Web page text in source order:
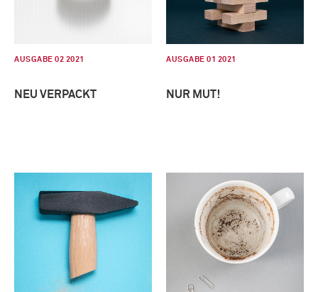
AUSGABE 02 2021
NEU VERPACKT
AUSGABE 01 2021
NUR MUT!